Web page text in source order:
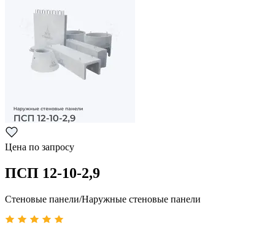
Цена по запросу
ПСП 12-10-2,9
Стеновые панели/Наружные стеновые панели